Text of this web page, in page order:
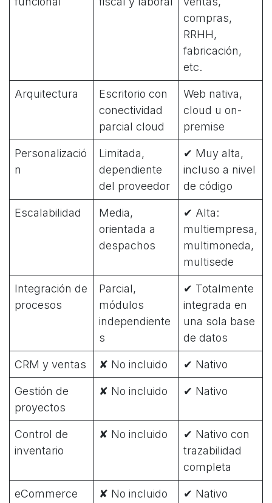
compras,
RRHH,
fabricación,
etc.
Arquitectura
Escritorio con
conectividad
parcial cloud
Web nativa,
cloud u on-
premise
Personalizació
n
Limitada,
dependiente
del proveedor
✔ Muy alta,
incluso a nivel
de código
Escalabilidad
Media,
orientada a
despachos
✔ Alta:
multiempresa,
multimoneda,
multisede
Integración de
procesos
Parcial,
módulos
independiente
s
✔ Totalmente
integrada en
una sola base
de datos
CRM y ventas ✘ No incluido ✔ Nativo
Gestión de
proyectos
✘ No incluido ✔ Nativo
Control de
inventario
✘ No incluido
✔ Nativo con
trazabilidad
completa
eCommerce ✘ No incluido ✔ Nativo